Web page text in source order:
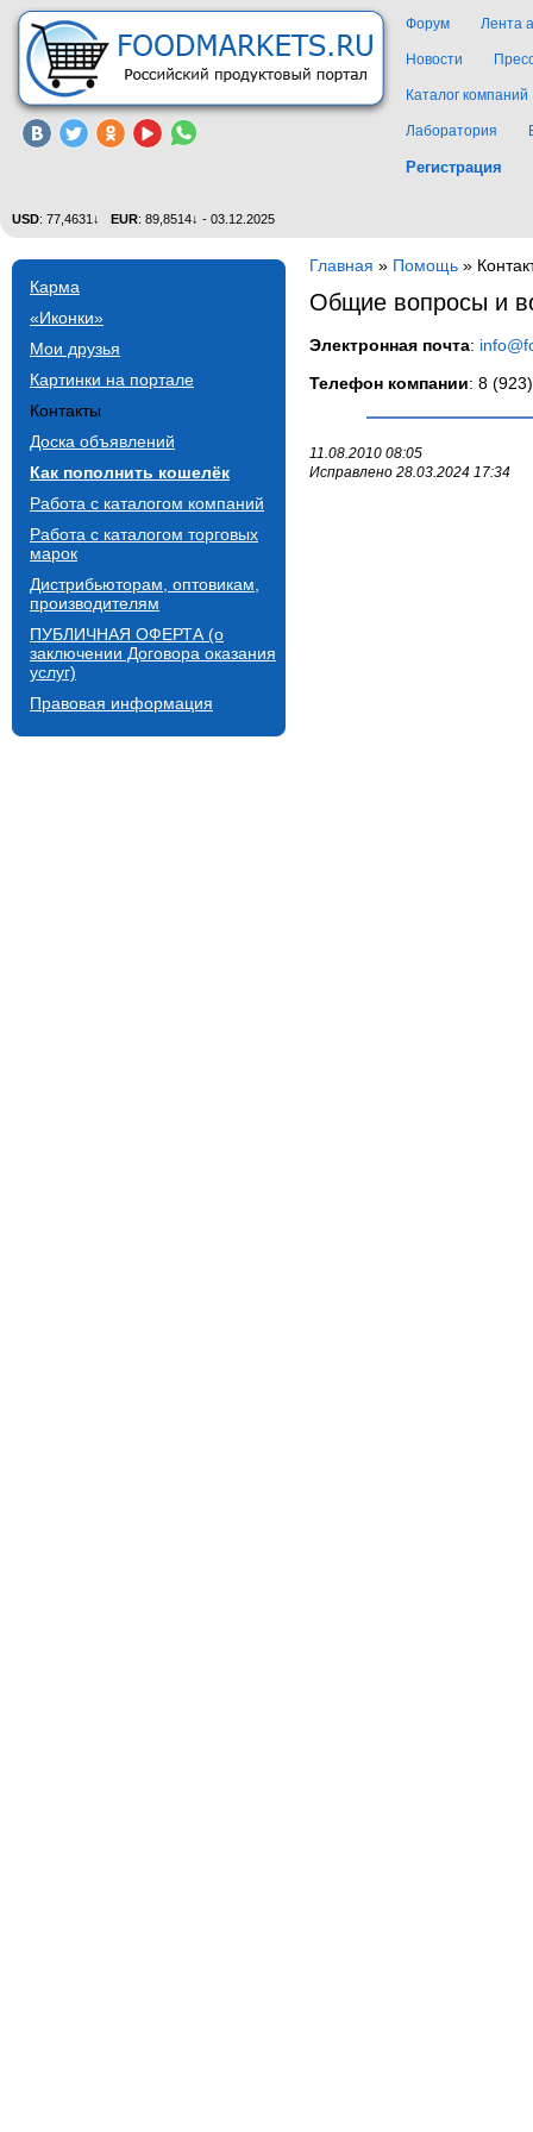
Форум Лента
Новости
Каталог компаний
Лаборатория
Регистрация
USD: 77,4631↓ EUR: 89,8514↓ - 03.12.2025
Карма
«Иконки»
Мои друзья
Картинки на портале
Контакты
Доска объявлений
Как пополнить кошелёк
Работа с каталогом компаний
Работа с каталогом торговых
марок
Дистрибьюторам, оптовикам,
производителям
ПУБЛИЧНАЯ ОФЕРТА (о
заключении Договора оказания
услуг)
Правовая информация
Главная » Помощь »
Общие вопросы и
Электронная почта:
Телефон компании: 8
11.08.2010 08:05
Исправлено 28.03.2024 17:34